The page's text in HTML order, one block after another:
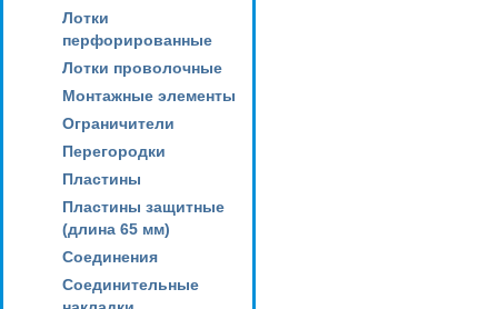
Лотки
перфорированные
Лотки проволочные
Монтажные элементы
Ограничители
Перегородки
Пластины
Пластины защитные
(длина 65 мм)
Соединения
Соединительные